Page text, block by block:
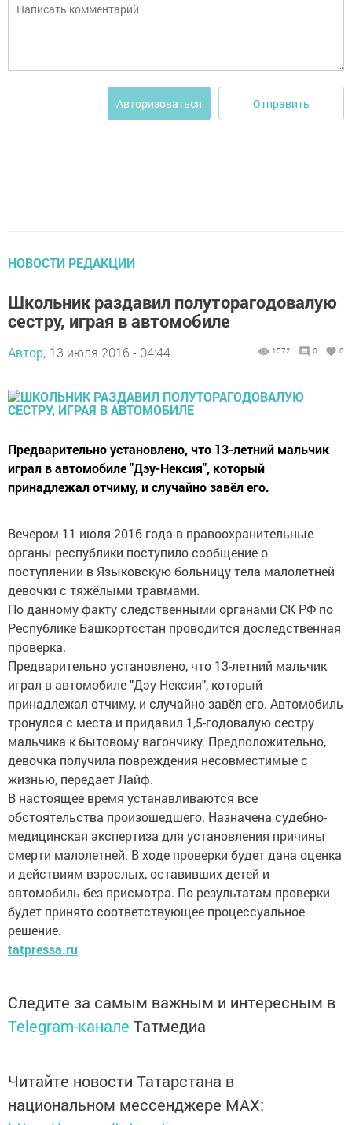
Авторизоваться Отправить
НОВОСТИ РЕДАКЦИИ
Школьник раздавил полуторагодовалую
сестру, играя в автомобиле
Автор, 13 июля 2016 - 04:44 1572 0 0
Предварительно установлено, что 13-летний мальчик
играл в автомобиле "Дэу-Нексия", который
принадлежал отчиму, и случайно завёл его.
Вечером 11 июля 2016 года в правоохранительные
органы республики поступило сообщение о
поступлении в Языковскую больницу тела малолетней
девочки с тяжёлыми травмами.
По данному факту следственными органами СК РФ по
Республике Башкортостан проводится доследственная
проверка.
Предварительно установлено, что 13-летний мальчик
играл в автомобиле "Дэу-Нексия", который
принадлежал отчиму, и случайно завёл его. Автомобиль
тронулся с места и придавил 1,5-годовалую сестру
мальчика к бытовому вагончику. Предположительно,
девочка получила повреждения несовместимые с
жизнью, передает Лайф.
В настоящее время устанавливаются все
обстоятельства произошедшего. Назначена судебно-
медицинская экспертиза для установления причины
смерти малолетней. В ходе проверки будет дана оценка
и действиям взрослых, оставивших детей и
автомобиль без присмотра. По результатам проверки
будет принято соответствующее процессуальное
решение.
tatpressa.ru
Следите за самым важным и интересным в
Telegram-канале Татмедиа
Читайте новости Татарстана в
национальном мессенджере MАХ: